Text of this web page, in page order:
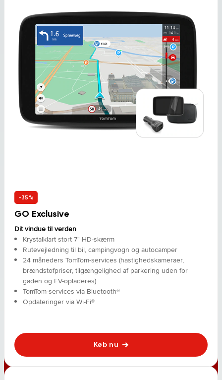
-35%
GO Exclusive
Dit vindue til verden
Krystalklart stort 7" HD-skærm
Rutevejledning til bil, campingvogn og autocamper
24 måneders TomTom-services (hastighedskameraer,
brændstofpriser, tilgængelighed af parkering uden for
gaden og EV-opladeres)
TomTom-services via Bluetooth®
Opdateringer via Wi-Fi®
Køb nu